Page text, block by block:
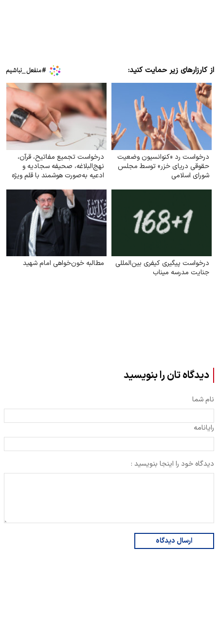
از کارزارهای زیر حمایت کنید:
درخواست رد «کنوانسیون وضعیت
حقوقی دریای خزر» توسط مجلس
شورای اسلامی
درخواست تجمیع مفاتیح، قرآن،
نهج‌البلاغه، صحیفه سجادیه و
ادعیه به‌صورت هوشمند با قلم ویژه
درخواست پیگیری کیفری بین‌المللی
جنایت مدرسه میناب
مطالبه خون‌خواهی امام شهید
دیدگاه تان را بنویسید
نام شما
رایانامه
دیدگاه خود را اینجا بنویسید :
ارسال دیدگاه